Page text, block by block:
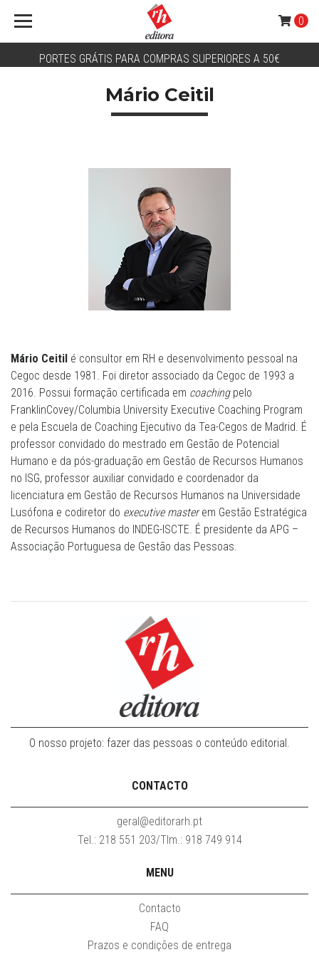
PORTES GRÁTIS PARA COMPRAS SUPERIORES A 50€
0
Mário Ceitil
Mário Ceitil é consultor em RH e desenvolvimento pessoal na
Cegoc desde 1981. Foi diretor associado da Cegoc de 1993 a
2016. Possui formação certificada em coachingpelo
FranklinCovey/Columbia University Executive Coaching Program
e pela Escuela de Coaching Ejecutivo da Tea-Cegos de Madrid. É
professor convidado do mestrado em Gestão de Potencial
Humano e da pós-graduação em Gestão de Recursos Humanos
no ISG, professor auxiliar convidado e coordenador da
licenciatura em Gestão de Recursos Humanos na Universidade
Lusófona e codiretor do executive masterem Gestão Estratégica
de Recursos Humanos do INDEG-ISCTE. É presidente da APG –
Associação Portuguesa de Gestão das Pessoas.
O nosso projeto: fazer das pessoas o conteúdo editorial.
CONTACTO
geral@editorarh.pt
Tel.: 218 551 203/Tlm.: 918 749 914
MENU
Contacto
FAQ
Prazos e condições de entrega